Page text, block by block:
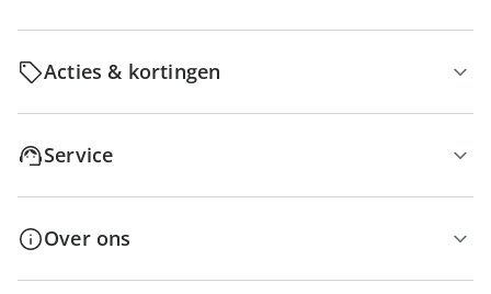
Acties & kortingen
Service
Over ons